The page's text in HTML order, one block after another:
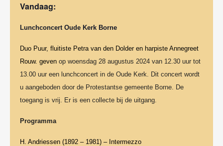
Vandaag:
Lunchconcert Oude Kerk Borne
Duo Puur, fluitiste Petra van den Dolder en harpiste Annegreet
Rouw. geven op woensdag 28 augustus 2024 van 12.30 uur tot
13.00 uur een lunchconcert in de Oude Kerk. Dit concert wordt
u aangeboden door de Protestantse gemeente Borne. De
toegang is vrij. Er is een collecte bij de uitgang.
Programma
H. Andriessen (1892 – 1981) – Intermezzo